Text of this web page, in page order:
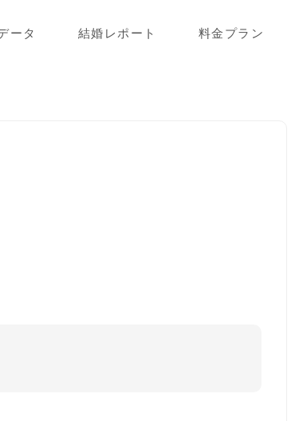
ータ 結婚レポート 料金プラン